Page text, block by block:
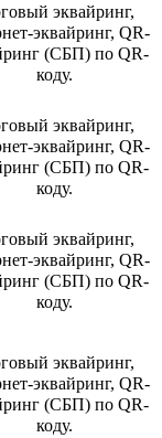
эквайринг,
эквайринг, QR-
(СБП) по QR-
коду.
эквайринг,
эквайринг, QR-
(СБП) по QR-
коду.
эквайринг,
эквайринг, QR-
(СБП) по QR-
коду.
эквайринг,
эквайринг, QR-
(СБП) по QR-
коду.